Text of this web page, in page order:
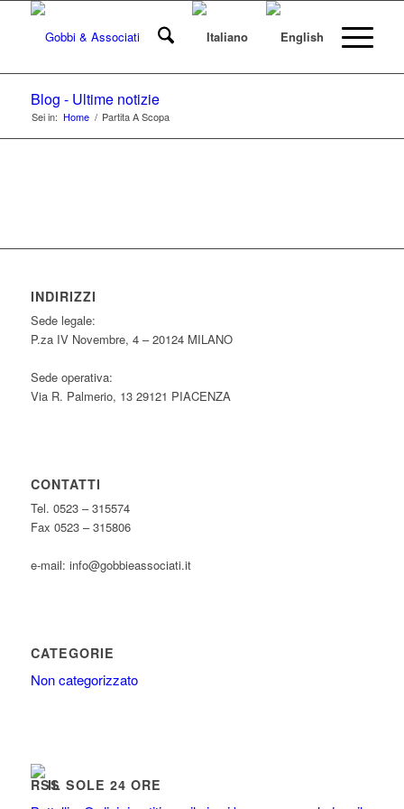
Blog - Ultime notizie
Sei in: Home / Partita A Scopa
INDIRIZZI
Sede legale:
P.za IV Novembre, 4 – 20124 MILANO
Sede operativa:
Via R. Palmerio, 13 29121 PIACENZA
CONTATTI
Tel. 0523 – 315574
Fax 0523 – 315806
e-mail: info@gobbieassociati.it
CATEGORIE
Non categorizzato
IL SOLE 24 ORE